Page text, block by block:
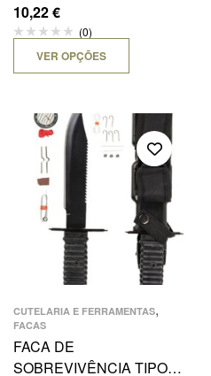
10,22€
(0)
VER OPÇÕES
CUTELARIA E FERRAMENTAS,
FACAS
FACA DE
SOBREVIVÊNCIA TIPO